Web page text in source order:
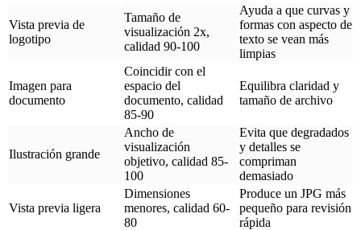
Vista previa de
logotipo
Tamaño de
visualización 2x,
calidad 90-100
Ayuda a que curvas y
formas con aspecto de
texto se vean más
limpias
Imagen para
documento
Coincidir con el
espacio del
documento, calidad
85-90
Equilibra claridad y
tamaño de archivo
Ilustración grande
Ancho de
visualización
objetivo, calidad 85-
100
Evita que degradados
y detalles se
compriman
demasiado
Vista previa ligera
Dimensiones
menores, calidad 60-
80
Produce un JPG más
pequeño para revisión
rápida